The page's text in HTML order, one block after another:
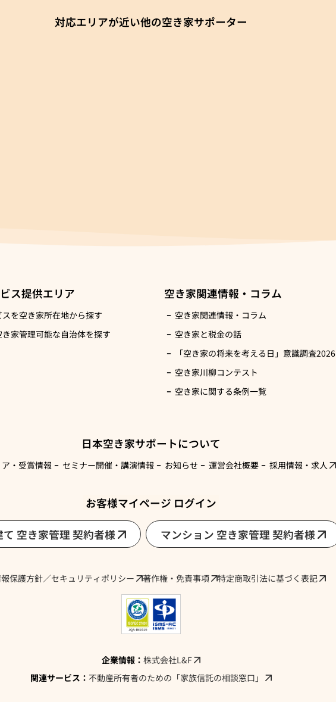
対応エリアが近い他の空き家サポーター
ス提供エリア
を空き家所在地から探す
家管理可能な自治体を探す
空き家関連情報・コラム
空き家関連情報・コラム
空き家と税金の話
「空き家の将来を考える日」意識調査2026
空き家川柳コンテスト
空き家に関する条例一覧
日本空き家サポートについて
・受賞情報 セミナー開催・講演情報 お知らせ 運営会社概要 採用情報・求人
お客様マイページ ログイン
て 空き家管理 契約者様 マンション 空き家管理 契約者様
保護方針／セキュリティポリシー 著作権・免責事項 特定商取引法に基づく表記
企業情報： 株式会社L&F
関連サービス： 不動産所有者のための「家族信託の相談窓口」